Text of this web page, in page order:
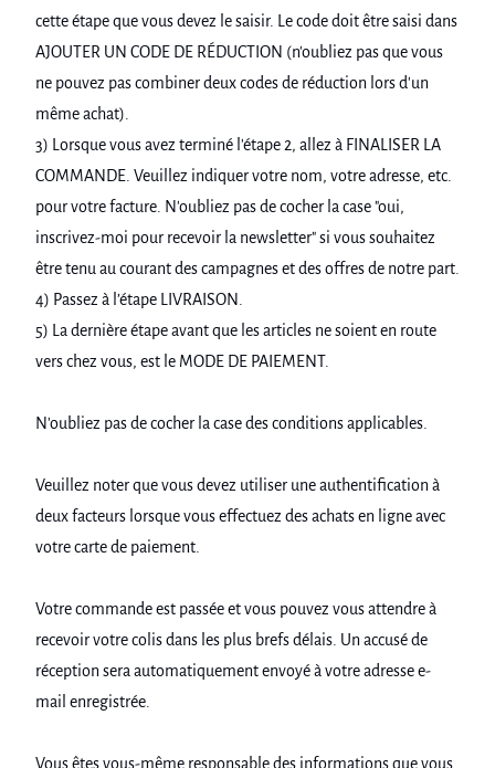
cette étape que vous devez le saisir. Le code doit être saisi dans
AJOUTER UN CODE DE RÉDUCTION (n'oubliez pas que vous
ne pouvez pas combiner deux codes de réduction lors d'un
même achat).
3) Lorsque vous avez terminé l'étape 2, allez à FINALISER LA
COMMANDE. Veuillez indiquer votre nom, votre adresse, etc.
pour votre facture. N'oubliez pas de cocher la case "oui,
inscrivez-moi pour recevoir la newsletter" si vous souhaitez
être tenu au courant des campagnes et des offres de notre part.
4) Passez à l’étape LIVRAISON.
5) La dernière étape avant que les articles ne soient en route
vers chez vous, est le MODE DE PAIEMENT.
N'oubliez pas de cocher la case des conditions applicables.
Veuillez noter que vous devez utiliser une authentification à
deux facteurs lorsque vous effectuez des achats en ligne avec
votre carte de paiement.
Votre commande est passée et vous pouvez vous attendre à
recevoir votre colis dans les plus brefs délais. Un accusé de
réception sera automatiquement envoyé à votre adresse e-
mail enregistrée.
Vous êtes vous-même responsable des informations que vous